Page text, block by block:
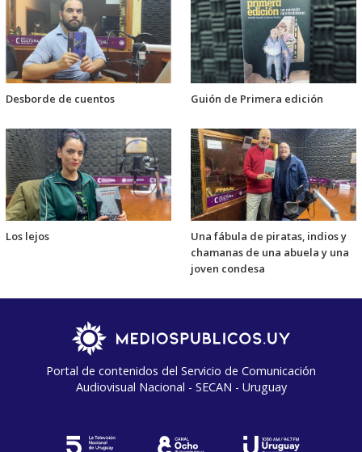
Desborde de cuentos Guión de Primera edición
Los lejos
Una fábula de piratas, indios y
chamanas de una abuela y una
joven condesa
Portal de contenidos del Servicio de Comunicación
Audiovisual Nacional - SECAN - Uruguay